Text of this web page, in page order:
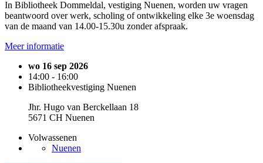
In Bibliotheek Dommeldal, vestiging Nuenen, worden uw vragen
beantwoord over werk, scholing of ontwikkeling elke 3e woensdag
van de maand van 14.00-15.30u zonder afspraak.
Meer informatie
wo 16 sep 2026
14:00 - 16:00
Bibliotheekvestiging Nuenen
Jhr. Hugo van Berckellaan 18
5671 CH Nuenen
Volwassenen
Nuenen